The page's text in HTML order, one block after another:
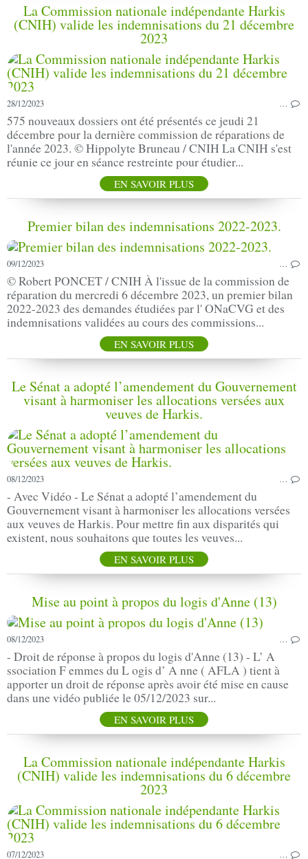
La Commission nationale indépendante Harkis
(CNIH) valide les indemnisations du 21 décembre
2023
28/12/2023 …
575 nouveaux dossiers ont été présentés ce jeudi 21
décembre pour la dernière commission de réparations de
l'année 2023. © Hippolyte Bruneau / CNIH La CNIH s'est
réunie ce jour en séance restreinte pour étudier...
EN SAVOIR PLUS
Premier bilan des indemnisations 2022-2023.
09/12/2023 …
© Robert PONCET / CNIH À l'issue de la commission de
réparation du mercredi 6 décembre 2023, un premier bilan
2022-2023 des demandes étudiées par l' ONaCVG et des
indemnisations validées au cours des commissions...
EN SAVOIR PLUS
Le Sénat a adopté l’amendement du Gouvernement
visant à harmoniser les allocations versées aux
veuves de Harkis.
08/12/2023 …
- Avec Vidéo - Le Sénat a adopté l’amendement du
Gouvernement visant à harmoniser les allocations versées
aux veuves de Harkis. Pour mettre fin aux disparités qui
existent, nous souhaitons que toutes les veuves...
EN SAVOIR PLUS
Mise au point à propos du logis d'Anne (13)
08/12/2023 …
- Droit de réponse à propos du logis d'Anne (13) - L’ A
ssociation F emmes du L ogis d’ A nne ( AFLA ) tient à
apporter un droit de réponse après avoir été mise en cause
dans une vidéo publiée le 05/12/2023 sur...
EN SAVOIR PLUS
La Commission nationale indépendante Harkis
(CNIH) valide les indemnisations du 6 décembre
2023
07/12/2023 …